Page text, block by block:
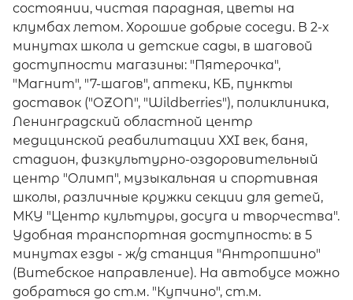
состоянии, чистая парадная, цветы на
клумбах летом. Хорошие добрые соседи. В 2-х
минутах школа и детские сады, в шаговой
доступности магазины: "Пятерочка",
"Магнит", "7-шагов", аптеки, КБ, пункты
доставок ("ОZОN", "Wildberries"), поликлиника,
Ленинградский областной центр
медицинской реабилитации ХХI век, баня,
стадион, физкультурно-оздоровительный
центр "Олимп", музыкальная и спортивная
школы, различные кружки секции для детей,
МКУ "Центр культуры, досуга и творчества".
Удобная транспортная доступность: в 5
минутах езды - ж/д станция "Антропшино"
(Витебское направление). На автобусе можно
добраться до ст.м. "Купчино", ст.м.